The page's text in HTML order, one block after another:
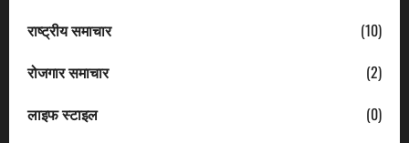
राष्ट्रीय समाचार
(10)
रोजगार समाचार
(2)
लाइफ स्टाइल
(0)